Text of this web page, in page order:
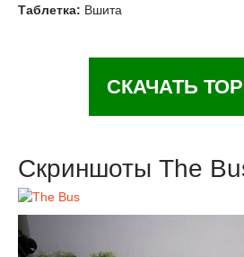
Таблетка: Вшита
СКАЧАТЬ
Скриншоты The